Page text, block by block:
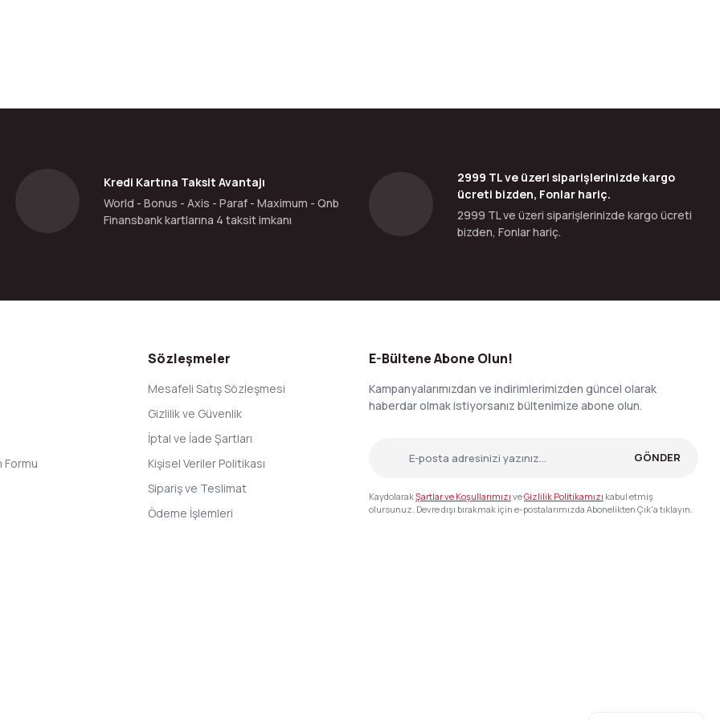
Yorum Yaz
gördüğünüz noktaları öneri formunu kullanarak tarafımıza iletebilirsiniz.
Kredi Kartına Taksit Avantajı
World - Bonus - Axis - Paraf - Maximum - Qnb
Finansbank kartlarına 4 taksit imkanı
2999 TL ve üzeri siparişlerinizde kargo
ücreti bizden, Fonlar hariç.
2999 TL ve üzeri siparişlerinizde kargo ücreti
bizden, Fonlar hariç.
Formu
Sözleşmeler
Mesafeli Satış Sözleşmesi
Gizlilik ve Güvenlik
İptal ve İade Şartları
Kişisel Veriler Politikası
Sipariş ve Teslimat
Ödeme İşlemleri
E-Bültene Abone Olun!
Kampanyalarımızdan ve indirimlerimizden güncel olarak
haberdar olmak istiyorsanız bültenimize abone olun.
GÖNDER
KaydolarakŞartlar ve Koşullarımızı veGizlilik Politikamızı kabul etmiş
olursunuz. Devre dışı bırakmak için e-postalarımızda Abonelikten Çık'a tıklayın.